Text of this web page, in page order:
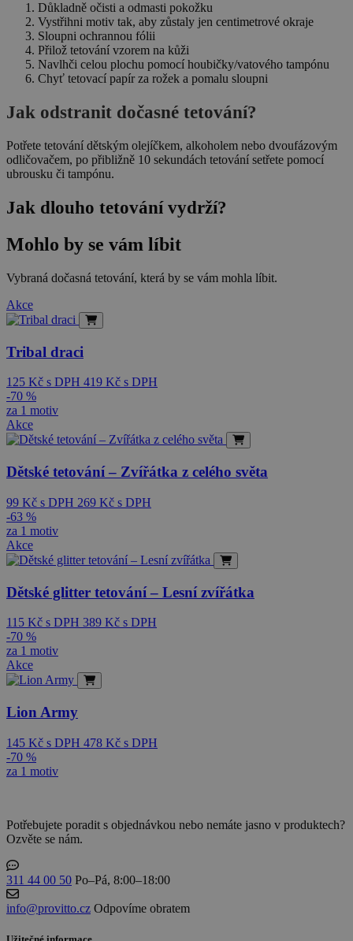
Důkladně očisti a odmasti pokožku
Vystřihni motiv tak, aby zůstaly jen centimetrové okraje
Sloupni ochrannou fólii
Přilož tetování vzorem na kůži
Navlhči celou plochu pomocí houbičky/vatového tampónu
Chyť tetovací papír za rožek a pomalu sloupni
Jak odstranit dočasné tetování?
Potřete tetování dětským olejíčkem, alkoholem nebo dvoufázovým
odličovačem, po přibližně 10 sekundách tetování setřete pomocí
ubrousku či tampónu.
Jak dlouho tetování vydrží?
Mohlo by se vám líbit
Vybraná dočasná tetování, která by se vám mohla líbit.
Akce
Tribal draci
125 Kč s DPH 419 Kč s DPH
-70 %
za 1 motiv
Akce
Dětské tetování – Zvířátka z celého světa
99 Kč s DPH 269 Kč s DPH
-63 %
za 1 motiv
Akce
Dětské glitter tetování – Lesní zvířátka
115 Kč s DPH 389 Kč s DPH
-70 %
za 1 motiv
Akce
Lion Army
145 Kč s DPH 478 Kč s DPH
-70 %
za 1 motiv
Potřebujete poradit s objednávkou nebo nemáte jasno v produktech?
Ozvěte se nám.
311 44 00 50 Po–Pá, 8:00–18:00
info@provitto.cz Odpovíme obratem